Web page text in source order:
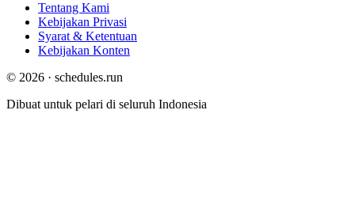
Tentang Kami
Kebijakan Privasi
Syarat & Ketentuan
Kebijakan Konten
© 2026 · schedules.run
Dibuat untuk pelari di seluruh Indonesia